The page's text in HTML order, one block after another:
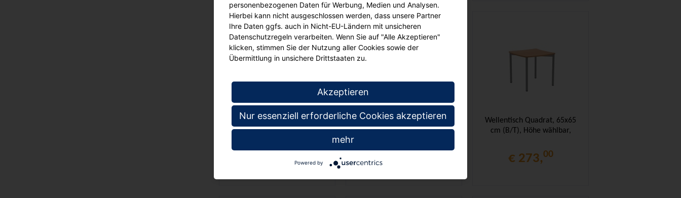
Wellentisch Quadrat, 65x65
cm (B/T), höhenverstellbar
Wellentisch Quadrat, 65x65
cm (B/T), Höhe wählbar,
€ 319,
Wellentisch Quadrat, 65x65
cm (B/T), Höhe wählbar,
€ 273,00
personenbezogenen Daten für Werbung, Medien und Analysen.
Hierbei kann nicht ausgeschlossen werden, dass unsere Partner
Ihre Daten ggfs. auch in Nicht-EU-Ländern mit unsicheren
Datenschutzregeln verarbeiten. Wenn Sie auf "Alle Akzeptieren"
klicken, stimmen Sie der Nutzung aller Cookies sowie der
Übermittlung in unsichere Drittstaaten zu.
Akzeptieren
Nur essenziell erforderliche Cookies akzeptieren
mehr
Powered by